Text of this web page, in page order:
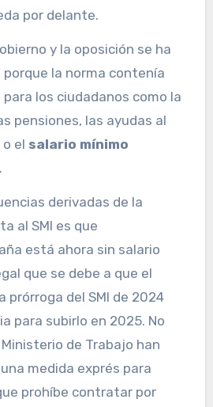
por delante.
y la oposición se ha
la norma contenía
los ciudadanos como la
pensiones, las ayudas al
el salario mínimo
.
derivadas de la
al SMI es que
está ahora sin salario
que se debe a que el
prórroga del SMI de 2024
para subirlo en 2025. No
de Trabajo han
medida exprés para
prohíbe contratar por